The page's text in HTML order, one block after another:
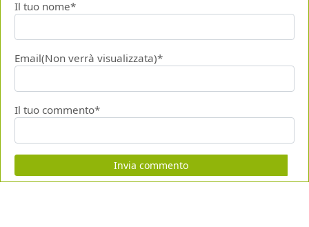
Il tuo nome*
Email(Non verrà visualizzata)*
Il tuo commento*
Invia commento